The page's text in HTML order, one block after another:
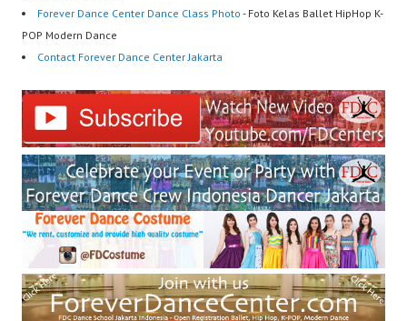
Forever Dance Center Dance Class Photo - Foto Kelas Ballet HipHop K-
POP Modern Dance
Contact Forever Dance Center Jakarta